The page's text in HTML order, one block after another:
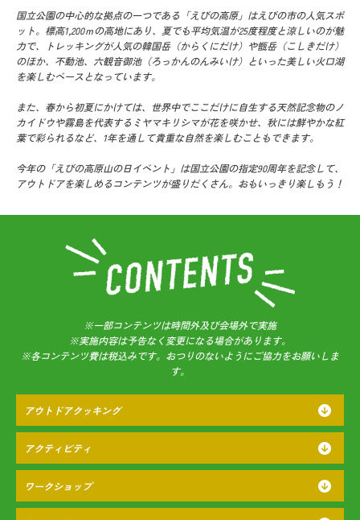
国立公園の中心的な拠点の一つである「えびの高原」はえびの市の人気スポ
ット。 標高1,200ｍの高地にあり、夏でも平均気温が25度程度と涼しいのが魅
力で、
トレッキングが人気の韓国岳（からくにだけ）や甑岳（こしきだけ）
のほか、 不動池、六観音御池（ろっかんのんみいけ）といった美しい火口湖
を楽しむベースとなっています。
また、春から初夏にかけては、世界中でここだけに自生する天然記念物のノ
カイドウや霧島を代表するミヤマキリシマが花を咲かせ、秋には鮮やかな紅
葉で彩られるなど、
1年を通して貴重な自然を楽しむこともできます。
今年の「えびの高原山の日イベント」は国立公園の指定90周年を記念して、
アウトドアを楽しめるコンテンツが盛りだくさん。おもいっきり楽しもう！
※一部コンテンツは時間外及び会場外で実施
※実施内容は予告なく変更になる場合があります。
※各コンテンツ費は税込みです。おつりのないようにご協力をお願いしま
す。
アウトドアクッキング
アクティビティ
ワークショップ